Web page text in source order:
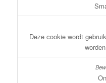
Deze cookie wordt